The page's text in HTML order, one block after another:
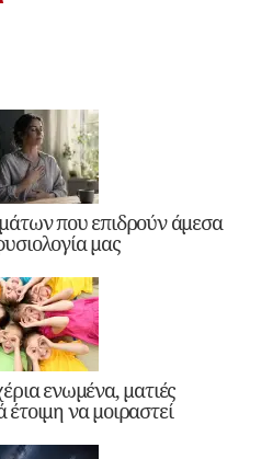
που επιδρούν άμεσα
μας
ενωμένα, ματιές
να μοιραστεί